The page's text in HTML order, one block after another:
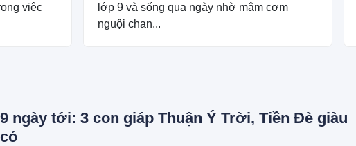
việc
lớp 9 và sống qua ngày nhờ mâm cơm
nguội chan...
9 ngày tới: 3 con giáp Thuận Ý Trời, Tiền Đè giàu
có